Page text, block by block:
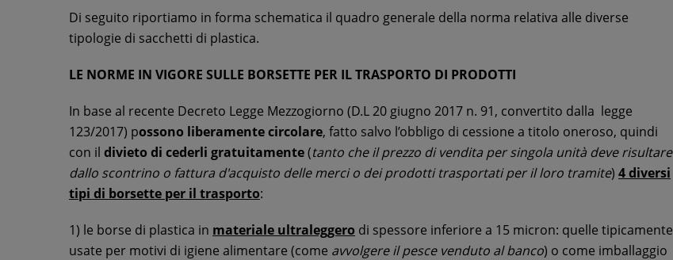
Di seguito riportiamo in forma schematica il quadro generale della norma relativa alle diverse
tipologie di sacchetti di plastica.
LE NORME IN VIGORE SULLE BORSETTE PER IL TRASPORTO DI PRODOTTI
In base al recente Decreto Legge Mezzogiorno (D.L 20 giugno 2017 n. 91, convertito dalla legge
123/2017) possono liberamente circolare, fatto salvo l’obbligo di cessione a titolo oneroso, quindi
con il divieto di cederli gratuitamente(tanto che il prezzo di vendita per singola unità deve risultare
dallo scontrino o fattura d'acquisto delle merci o dei prodotti trasportati per il loro tramite) 4 diversi
tipi di borsette per il trasporto:
1) le borse di plastica in materiale ultraleggero di spessore inferiore a 15 micron: quelle tipicamente
usate per motivi di igiene alimentare (come avvolgere il pesce venduto al banco) o come imballaggio